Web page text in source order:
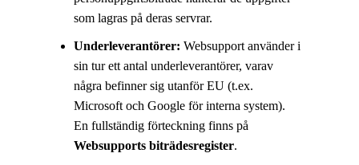
som lagras på deras servrar.
Underleverantörer: Websupport använder i
sin tur ett antal underleverantörer, varav
några befinner sig utanför EU (t.ex.
Microsoft och Google för interna system).
En fullständig förteckning finns på
Websupports biträdesregister.